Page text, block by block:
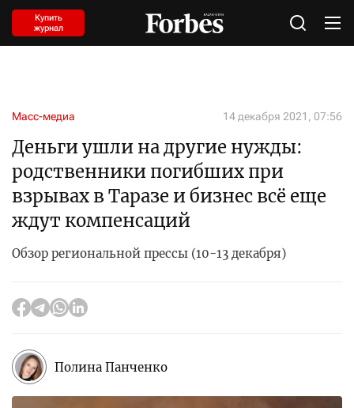
Купить
журнал
Масс-медиа 14 декабря 2021, 07:56
Деньги ушли на другие нужды:
родственники погибших при
взрывах в Таразе и бизнес всё еще
ждут компенсаций
Обзор региональной прессы (10-13 декабря)
Полина Панченко